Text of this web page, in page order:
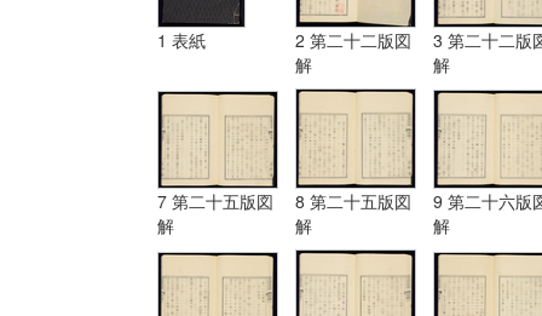
1 表紙
2 第二十二版図
解
3 第二十二版
解
7 第二十五版図
解
8 第二十五版図
解
9 第二十六版
解